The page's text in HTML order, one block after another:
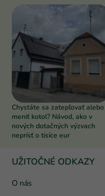
Chystáte sa zatepľovať alebo
meniť kotol? Návod, ako v
nových dotačných výzvach
neprísť o tisíce eur
UŽITOČNÉ ODKAZY
O nás